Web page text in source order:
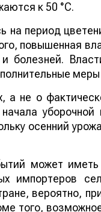
к 50 °C.
на период
повышенная
болезней.
а не о
осенний
может
импортеров
вероятно,
того,